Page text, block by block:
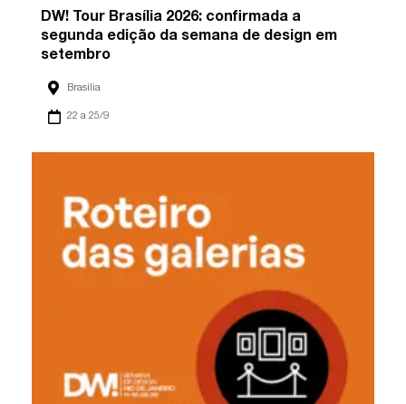
DW! Tour Brasília 2026: confirmada a
segunda edição da semana de design em
setembro
Brasília
22 a 25/9